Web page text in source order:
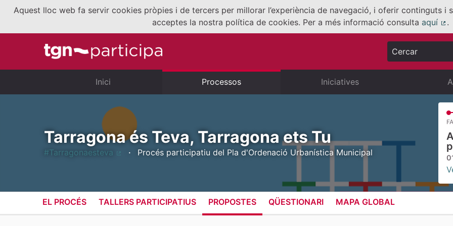
Aquest lloc web fa servir cookies pròpies i de tercers per millorar l’experiència de navegació, i oferir continguts i
acceptes la nostra política de cookies. Per a més informació consultaaquí
.
Cercar
Inici Processos Iniciatives
Tarragona és Teva, Tarragona ets Tu
#Tarragonaesteva
Procés participatiu del Pla d'Ordenació Urbanística Municipal
EL PROCÉS TALLERS PARTICIPATIUS PROPOSTES QÜESTIONARI MAPA GLOBAL